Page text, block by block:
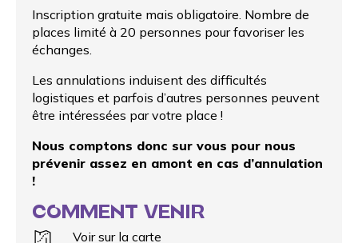
Inscription gratuite mais obligatoire. Nombre de
places limité à 20 personnes pour favoriser les
échanges.
Les annulations induisent des difficultés
logistiques et parfois d’autres personnes peuvent
être intéressées par votre place !
Nous comptons donc sur vous pour nous
prévenir assez en amont en cas d’annulation
!
COMMENT VENIR
Voir sur la carte